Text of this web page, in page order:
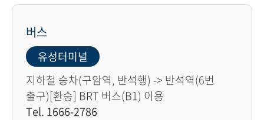
버스
유성터미널
지하철 승차(구암역, 반석행) -> 반석역(6번
출구)[환승] BRT 버스(B1) 이용
Tel. 1666-2786